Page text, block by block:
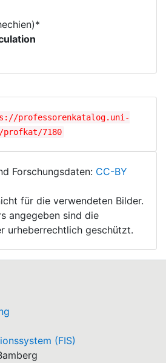
professorenkatalog.uni-
profkat/7180
Forschungsdaten: CC-BY
für die verwendeten Bilder.
angegeben sind die
urheberrechtlich geschützt.
(FIS)